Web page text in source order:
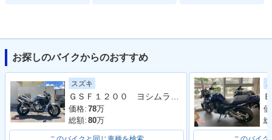
2001年 BANDIT 12
00S
00S・新登場
お探しのバイクからのおすすめ
スズキ
価格: 78万
総額: 80万